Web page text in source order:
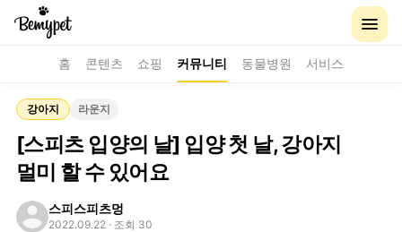
홈 콘텐츠 쇼핑 커뮤니티 동물병원 서비스
강아지 라운지
[스피츠 입양의 날] 입양 첫 날, 강아지
멀미 할 수 있어요
스피스피츠멍
2022.09.22 · 조회 30